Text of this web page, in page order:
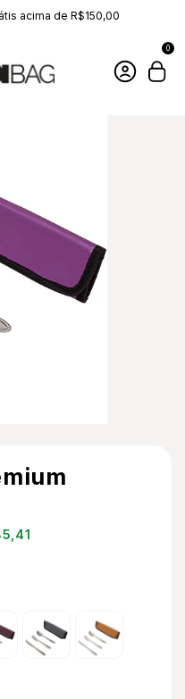
acima de R$150,00
0